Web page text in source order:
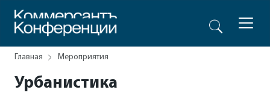
Главная Мероприятия
Урбанистика